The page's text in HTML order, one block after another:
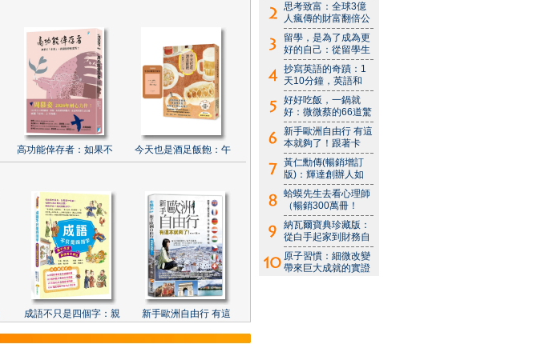
高功能倖存者：如果不 今天也是酒足飯飽：午
成語不只是四個字：親 新手歐洲自由行 有這
思考致富：全球3億
人瘋傳的財富翻倍公
留學，是為了成為更
好的自己：從留學生
抄寫英語的奇蹟：1
天10分鐘，英語和
好好吃飯，一鍋就
好：微微蔡的66道驚
新手歐洲自由行 有這
本就夠了！跟著卡
黃仁勳傳(暢銷增訂
版)：輝達創辦人如
蛤蟆先生去看心理師
（暢銷300萬冊！
納瓦爾寶典珍藏版：
從白手起家到財務自
原子習慣：細微改變
帶來巨大成就的實證